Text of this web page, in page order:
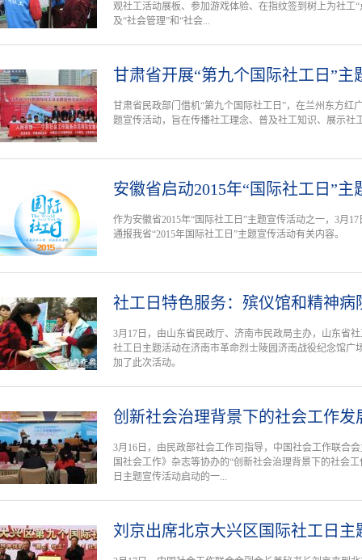
观社工活动展板、参加游戏体验、在指纹签到树上为社工
及“社会管理”和“社会...
甘肃省开展“第九个国际社工日”主
甘肃省民政部门借机“第九个国际社工日”，在兰州东方红
题宣传活动，旨在传播社工理念、普及社工知识、展示社
安徽省启动2015年“国际社工日”主
作为安徽省2015年“国际社工日”主题宣传活动之一，3月
通报我省“2015年国际社工日”主题宣传活动有关内容。
社工日特色服务：殡仪馆和精神病
3月17日，由山东省民政厅、济南市民政局主办，山东省
社工日主题活动在济南市革命烈士陵园济南战役纪念馆广
加了此次活动。
创新社会治理背景下的社会工作发
3月16日，由民政部社会工作司指导，中国社会工作联合
国社会工作》杂志等协办的“创新社会治理背景下的社会
日主题宣传活动启动的一...
刘京出席北京大兴区国际社工日主